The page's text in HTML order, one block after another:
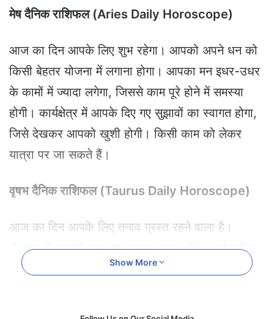
a
e
i
l
मेष दैनिक राशिफल (Aries Daily Horoscope)
आज का दिन आपके लिए शुभ रहेगा। आपको अपने धन को
किसी बेहतर योजना में लगाना होगा। आपका मन इधर-उधर
के कामों में ज्यादा लगेगा, जिससे काम पूरे होने में समस्या
होगी। कार्यक्षेत्र में आपके दिए गए सुझावों का स्वागत होगा,
जिसे देखकर आपको खुशी होगी। किसी काम को लेकर
यात्रा पर जा सकते हैं।
वृषभ दैनिक राशिफल (Taurus Daily Horoscope)
आज का दिन आपके लिए तनाव ग्रस्त रहने वाला है।
रोजगार में आपको कुछ नए अवसर प्राप्त होंगे। पार्टनरशिप
में आप कोई काम करने से बचें, नहीं तो समस्या हो सकती है।
Show More